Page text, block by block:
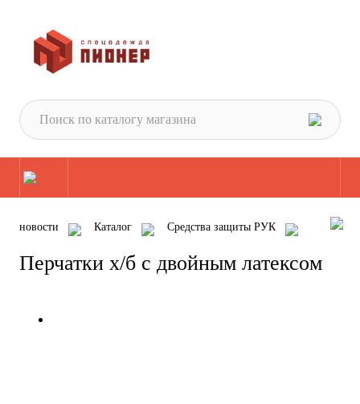
новости Каталог
Средства защиты РУК
Перчатки х/б с двойным латексом
Перчатки х/б с двойным латексом